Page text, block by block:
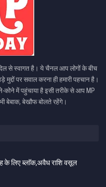
से स्वागत है। ये चैनल आप लोगों के बीच
पर सवाल करना ही हमारी पहचान है।
में पहुंचाया है इसी तरीके से आप MP
बेबाक, बेखौफ बोलते रहेंगे।
के लिए ब्लाॅक,अवैध राशि वसूल